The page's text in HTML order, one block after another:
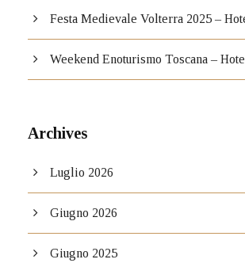
Festa Medievale Volterra 2025 –
Weekend Enoturismo Toscana –
Archives
Luglio 2026
Giugno 2026
Giugno 2025